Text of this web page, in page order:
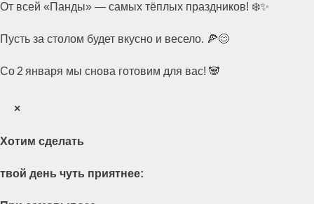
От всей «Панды» — самых тёплых праздников! ❄️✨
Пусть за столом будет вкусно и весело. 🍕😊
Со 2 января мы снова готовим для вас! 🐼
×
Хотим сделать
твой день чуть приятнее: